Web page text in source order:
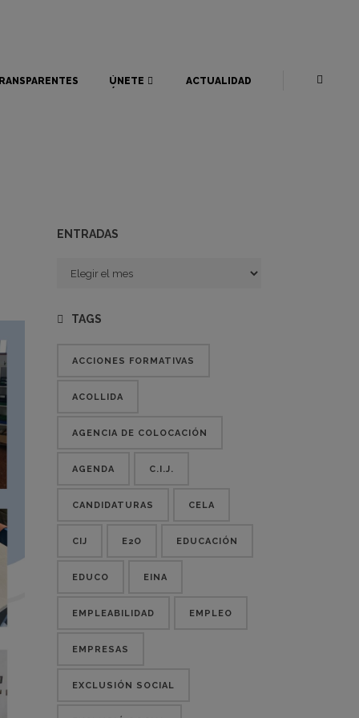
ÚNETE
ACTUALIDAD
ENTRADAS
Entradas
TAGS
ACCIONES FORMATIVAS
ACOLLIDA
AGENCIA DE COLOCACIÓN
AGENDA C.I.J.
CANDIDATURAS CELA
CIJ E2O EDUCACIÓN
EDUCO EINA
EMPLEABILIDAD EMPLEO
EMPRESAS
EXCLUSIÓN SOCIAL